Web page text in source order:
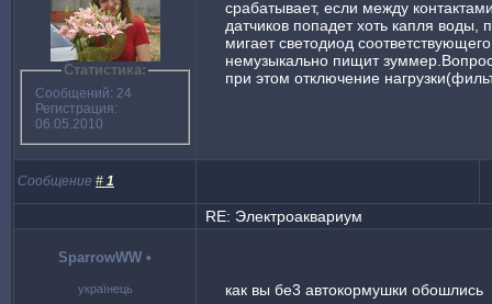
Статистика:
Сообщений: 24
Регистрация:
06.05.2010
срабатывает, если между
датчиков попадет хоть капля воды,
мигает светодиод
немузыкально пищит
при этом отключение
Сообщение # 1
RE: Электроаквариум
SparrowWW •
українець как вы бе3 автокормушки обошлись